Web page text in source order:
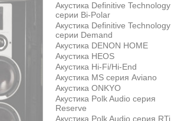
Акустика Definitive Technology
серии Bi-Polar
Акустика Definitive Technology
серии Demand
Акустика DENON HOME
Акустика HEOS
Акустика Hi-Fi/Hi-End
Акустика MS серия Aviano
Акустика ONKYO
Акустика Polk Audio серия
Reserve
Акустика Polk Audio серия RTi